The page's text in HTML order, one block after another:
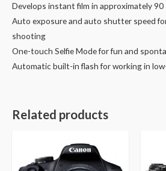
Develops instant film in approximately 90
Auto exposure and auto shutter speed
shooting
One-touch Selfie Mode for fun and
Automatic built-in flash for working in
Related products
price
was:
Rp6,777,000.Rp5,499,000.